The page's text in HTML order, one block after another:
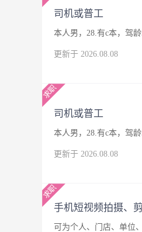
司机或普工
本人男，28.有c本，驾
更新于 2026.08.08
司机或普工
本人男，28.有c本，驾
更新于 2026.08.08
手机短视频拍摄、
可为个人、门店、单位